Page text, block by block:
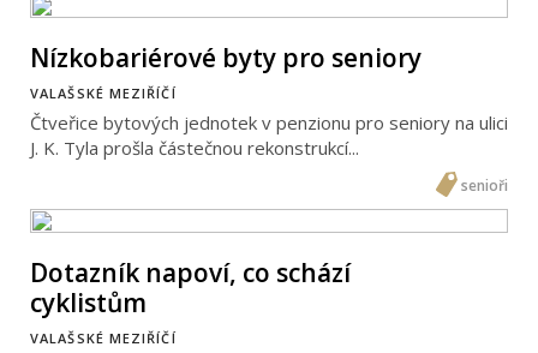
Nízkobariérové byty pro seniory
VALAŠSKÉ MEZIŘÍČÍ
Čtveřice bytových jednotek v penzionu pro seniory na ulici
J. K. Tyla prošla částečnou rekonstrukcí...
senioři
Dotazník napoví, co schází
cyklistům
VALAŠSKÉ MEZIŘÍČÍ